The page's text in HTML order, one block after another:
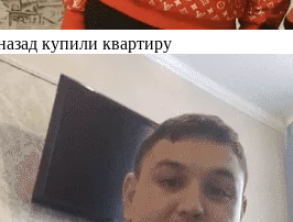
купили квартиру